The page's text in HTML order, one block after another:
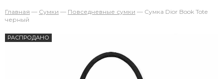
Главная — Сумки — Повседневные сумки — Сумка Dior Book Tote
черный
РАСПРОДАНО